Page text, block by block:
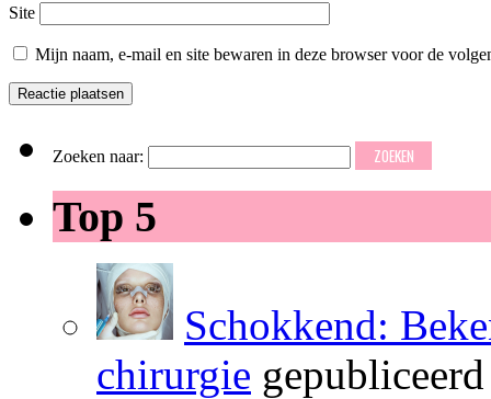
Site
Mijn naam, e-mail en site bewaren in deze browser voor de
Zoeken naar:
Top 5
Schokkend:
chirurgie